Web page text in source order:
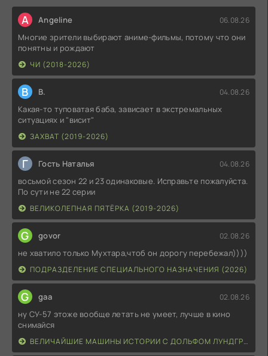
A Angeline 06.08.26
Многие зрители выбирают аниме-фильмы, потому что они
понятны и рождают
ЧИ (2018-2026)
В В. 04.08.26
Какая-то туповатая баба, зависает в экстремальных
ситуациях и "висит"
ЗАХВАТ (2019-2026)
Г Гость Наталья 04.08.26
восьмой сезон 22 и 23 одинаковые. Исправьте пожалуйста.
По сути не 22 серии
ВЕЛИКОЛЕПНАЯ ПЯТЁРКА (2019-2026)
G govor 02.08.26
не хватило только Мухтара,чтоб он дорогу перебежал))))
ПОДРАЗДЕЛЕНИЕ СПЕЦИАЛЬНОГО НАЗНАЧЕНИЯ (2026)
G gaa 02.08.26
ну СУ-57 этоже вообще летать не умеет, лучше в кино
снимайся
ВЕЛИЧАЙШИЕ МАШИНЫ ИСТОРИИ С ДОЛЬФОМ ЛУНДГРЕНОМ (2026)